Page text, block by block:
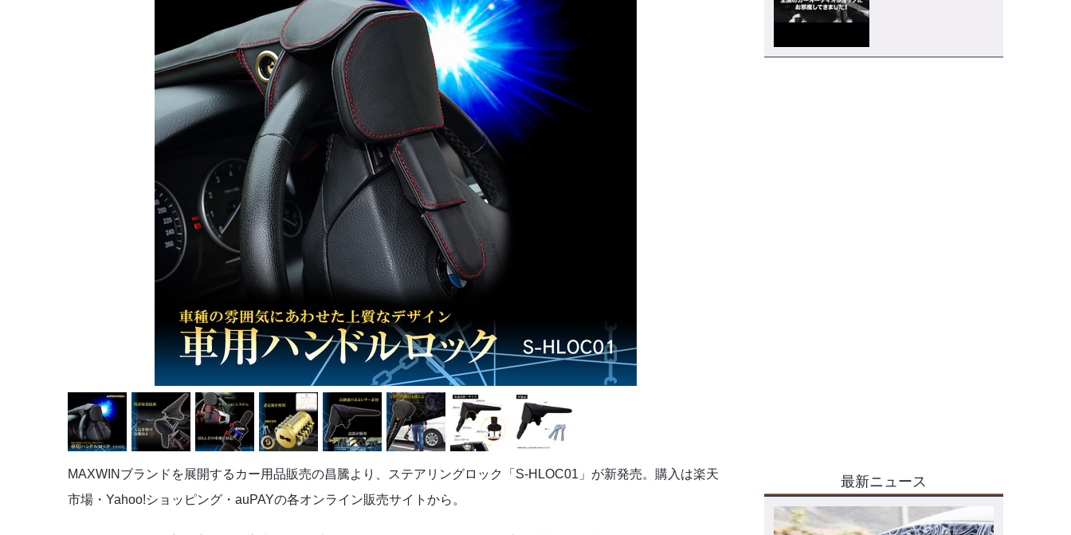
MAXWINブランドを展開するカー用品販売の昌騰より、 ステアリングロック「S-HLOC01」 が新発売。購入は楽天
市場・Yahoo!ショッピング・auPAYの各オンライン販売サイトから。
最新ニュース